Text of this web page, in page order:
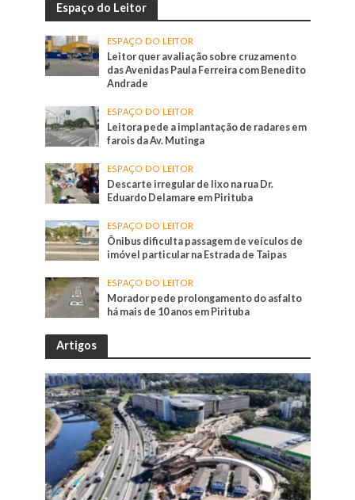
Espaço do Leitor
ESPAÇO DO LEITOR
Leitor quer avaliação sobre cruzamento
das Avenidas Paula Ferreira com Benedito
Andrade
ESPAÇO DO LEITOR
Leitora pede a implantação de radares em
farois da Av. Mutinga
ESPAÇO DO LEITOR
Descarte irregular de lixo na rua Dr.
Eduardo Delamare em Pirituba
ESPAÇO DO LEITOR
Ônibus dificulta passagem de veículos de
imóvel particular na Estrada de Taipas
ESPAÇO DO LEITOR
Morador pede prolongamento do asfalto
há mais de 10 anos em Pirituba
Artigos